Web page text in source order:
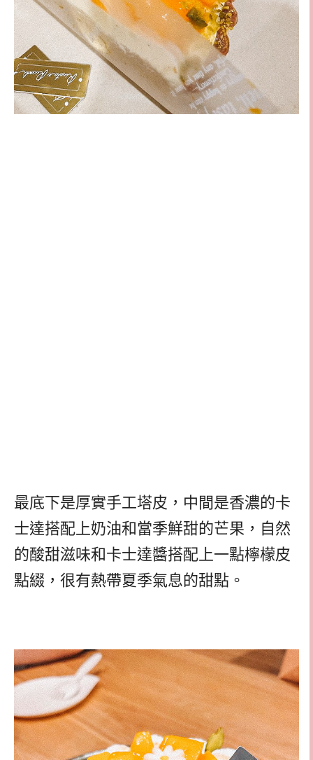
最底下是厚實手工塔皮，中間是香濃的卡
士達搭配上奶油和當季鮮甜的芒果，自然
的酸甜滋味和卡士達醬搭配上一點檸檬皮
點綴，很有熱帶夏季氣息的甜點。